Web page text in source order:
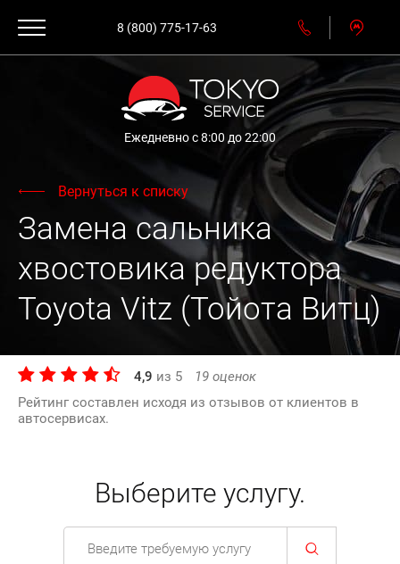
8 (800) 775-17-63
Ежедневно с 8:00 до 22:00
Вернуться к списку
Замена сальника
хвостовика редуктора
Toyota Vitz (Тойота Витц)
4,9 из 5 19 оценок
Рейтинг составлен исходя из отзывов от клиентов в
автосервисах.
Выберите услугу.